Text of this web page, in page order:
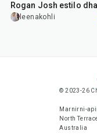
Rogan Josh estilo
leenakohli
© 2023-26
Marnirni-
North
Australia